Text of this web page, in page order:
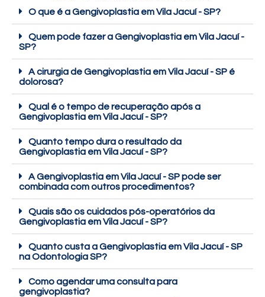
O que é a Gengivoplastia em Vila Jacuí - SP?
Quem pode fazer a Gengivoplastia em Vila Jacuí -
SP?
A cirurgia de Gengivoplastia em Vila Jacuí - SP é
dolorosa?
Qual é o tempo de recuperação após a
Gengivoplastia em Vila Jacuí - SP?
Quanto tempo dura o resultado da
Gengivoplastia em Vila Jacuí - SP?
A Gengivoplastia em Vila Jacuí - SP pode ser
combinada com outros procedimentos?
Quais são os cuidados pós-operatórios da
Gengivoplastia em Vila Jacuí - SP?
Quanto custa a Gengivoplastia em Vila Jacuí - SP
na Odontologia SP?
Como agendar uma consulta para
gengivoplastia?